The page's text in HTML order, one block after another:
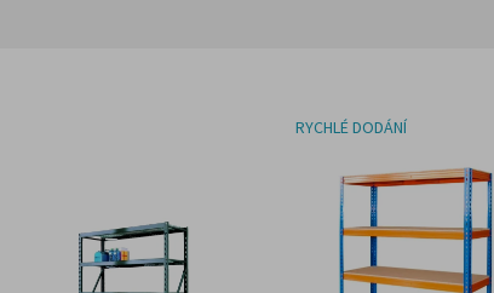
RYCHLÉ DODÁNÍ